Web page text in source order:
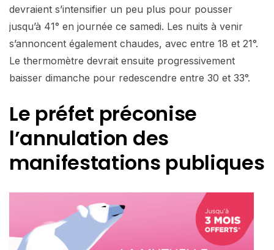
devraient s’intensifier un peu plus pour pousser
jusqu’à 41° en journée ce samedi. Les nuits à venir
s’annoncent également chaudes, avec entre 18 et 21°.
Le thermomètre devrait ensuite progressivement
baisser dimanche pour redescendre entre 30 et 33°.
Le préfet préconise
l’annulation des
manifestations publiques